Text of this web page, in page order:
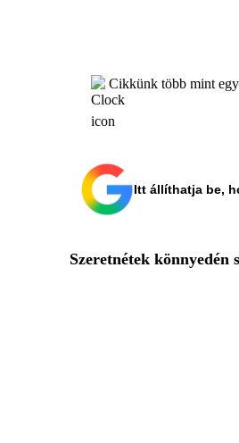
Cikkünk több mint
Itt állíthatja be,
Szeretnétek